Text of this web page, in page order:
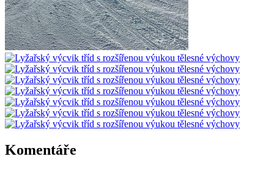
Komentáře